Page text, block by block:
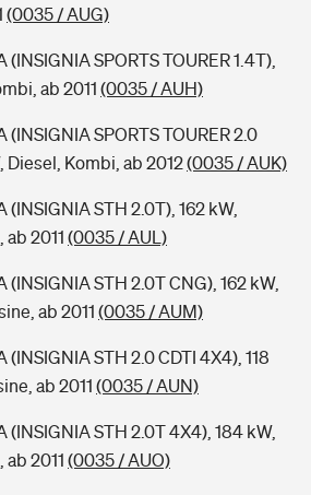
(0035 / AUG)
SPORTS TOURER 1.4T),
ab 2011 (0035 / AUH)
SPORTS TOURER 2.0
Diesel, Kombi, ab 2012(0035 / AUK)
STH 2.0T), 162 kW,
2011 (0035 / AUL)
STH 2.0T CNG), 162 kW,
ab 2011 (0035 / AUM)
STH 2.0 CDTI 4X4), 118
ab 2011 (0035 / AUN)
(INSIGNIA STH 2.0T 4X4), 184 kW,
2011 (0035 / AUO)